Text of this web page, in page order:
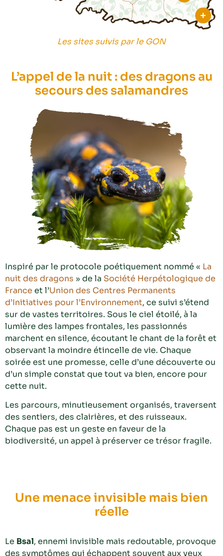
Les sites suivis par le GON
L’appel de la nuit : des dragons au
secours des salamandres
Inspiré par le protocole poétiquement nommé « La
nuit des dragons » de la Société Herpétologique de
France et l’Union des Centres Permanents
d’Initiatives pour l’Environnement, ce suivi s’étend
sur de vastes territoires. Sous le ciel étoilé, à la
lumière des lampes frontales, les passionnés
marchent en silence, écoutant le chant de la forêt et
observant la moindre étincelle de vie. Chaque
soirée est une promesse, celle d’une découverte ou
d’un simple constat que tout va bien, encore pour
cette nuit.
Les parcours, minutieusement organisés, traversent
des sentiers, des clairières, et des ruisseaux.
Chaque pas est un geste en faveur de la
biodiversité, un appel à préserver ce trésor fragile.
Une menace invisible mais bien
réelle
Le Bsal, ennemi invisible mais redoutable, provoque
des symptômes qui échappent souvent aux yeux